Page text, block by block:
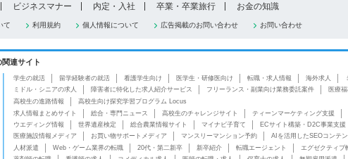
ビジネスマナー 内定・入社 卒業・卒業旅行 お金の知識
て 利用規約 個人情報について 広告掲載のお問い合わせ お問い合わせ
連サイト
学生の就活 留学経験者の就活 看護学生向け 医学生・研修医向け 転職・求人情報 海外求人
ミドル・シニアの求人
障害者に特化した求人紹介サービス フリーランス・副業向け業務委託案件
医療
高校生の進路情報
高校生向け探究学習プログラム Locus
求人情報まとめサイト 総合・専門ニュース 高校生のチャレンジサイト ティーンマーケティング支援
ウエディング情報
世界遺産検定 総合農業情報サイト マイナビ子育て ECサイト構築・D2C事業支援
医療施設情報メディア
お買い物サポートメディア マンスリーマンション予約 AIを活用したSEOコンテ
人材派遣 Web・ゲーム業界の転職 20代・第二新卒 新卒紹介 転職エージェント エグゼクティブ